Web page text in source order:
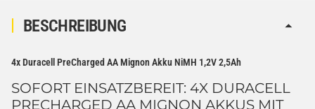
BESCHREIBUNG
4x Duracell PreCharged AA Mignon Akku NiMH 1,2V 2,5Ah
SOFORT EINSATZBEREIT: 4X DURACELL
PRECHARGED AA MIGNON AKKUS MIT